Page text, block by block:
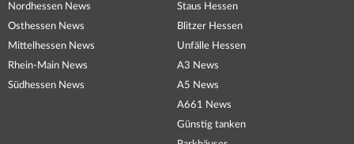
Nordhessen News
Osthessen News
Mittelhessen News
Rhein-Main News
Südhessen News
Staus Hessen
Blitzer Hessen
Unfälle Hessen
A3 News
A5 News
A661 News
Günstig tanken